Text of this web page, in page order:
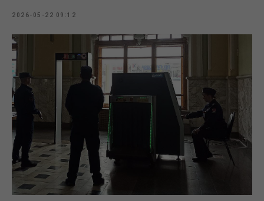
2026-05-22 09:12